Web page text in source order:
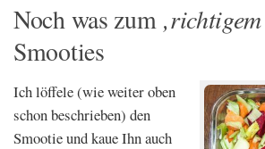
Noch was zum
Smooties
Ich löffele (wie weiter oben
schon beschrieben) den
Smootie und kaue Ihn auch